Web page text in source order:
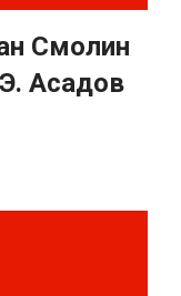
Смолин
Асадов